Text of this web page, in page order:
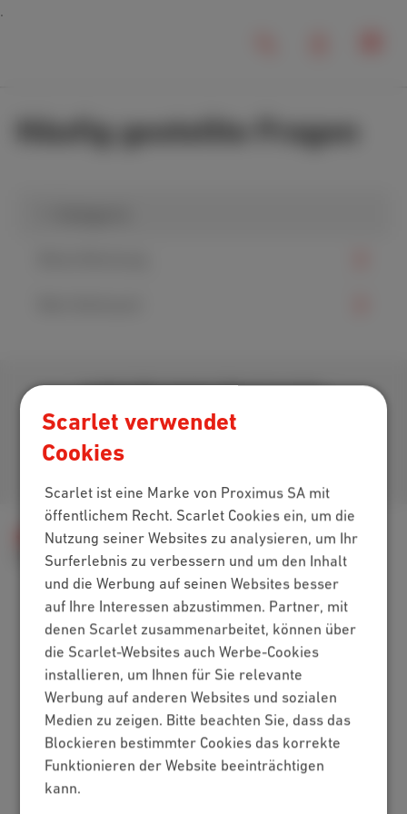
Häufig gestellte Fragen
Scarlet verwendet
Cookies
Scarlet ist eine Marke von Proximus SA mit
öffentlichem Recht. Scarlet Cookies ein, um die
Nutzung seiner Websites zu analysieren, um Ihr
Surferlebnis zu verbessern und um den Inhalt
und die Werbung auf seinen Websites besser
auf Ihre Interessen abzustimmen. Partner, mit
denen Scarlet zusammenarbeitet, können über
die Scarlet-Websites auch Werbe-Cookies
installieren, um Ihnen für Sie relevante
Werbung auf anderen Websites und sozialen
Medien zu zeigen. Bitte beachten Sie, dass das
Blockieren bestimmter Cookies das korrekte
Funktionieren der Website beeinträchtigen
kann.
Laden Sie unsere App herunter
Hilfe Rechnung
Mein Verbrauch
Kostenpflichtige Nummern, SMS und Apps
Packs
Internet + Mobilfunk
Internet + TV + Mobilfunk
Internet + TV + Festnetz
Digitales Fernsehen
Internet